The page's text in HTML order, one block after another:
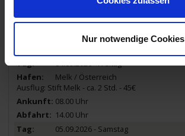
Nur notwendige Cookies
ca. 1 Std. - 62€
06.00 Uhr
04.09.2026 - Freitag
Melk / Österreich
Ausflug: Stift Melk - ca. 2 Std. - 45€
08.00 Uhr
14.00 Uhr
05.09.2026 - Samstag